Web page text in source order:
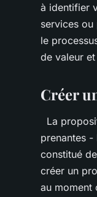
à identifier
services
le
de valeur
Créer
La
prenantes -
constitué
créer un
au moment